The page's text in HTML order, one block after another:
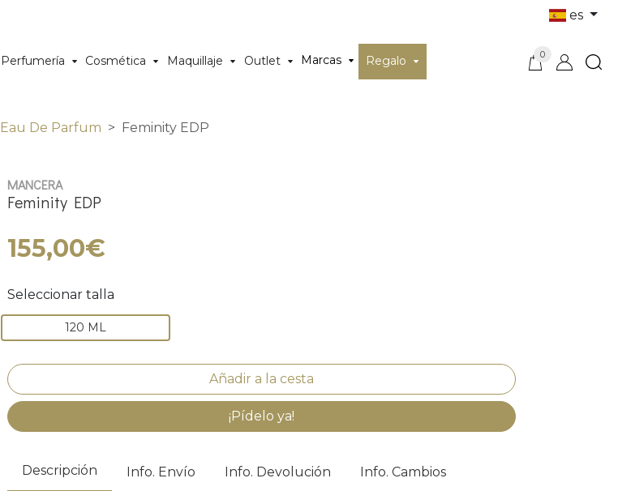
es
Perfumería Cosmética Maquillaje Outlet Marcas Regalo 0
Eau De Parfum Feminity EDP
MANCERA
Feminity EDP
155,00€
Seleccionar talla
120 ML
¡Pídelo ya!
Descripción Info. Envío Info. Devolución Info. Cambios